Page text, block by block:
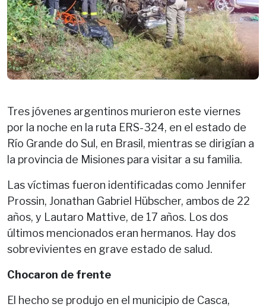
Tres jóvenes argentinos murieron este viernes
por la noche en la ruta ERS-324, en el estado de
Río Grande do Sul, en Brasil, mientras se dirigían a
la provincia de Misiones para visitar a su familia.
Las víctimas fueron identificadas como Jennifer
Prossin, Jonathan Gabriel Hübscher, ambos de 22
años, y Lautaro Mattive, de 17 años. Los dos
últimos mencionados eran hermanos. Hay dos
sobrevivientes en grave estado de salud.
Chocaron de frente
El hecho se produjo en el municipio de Casca,